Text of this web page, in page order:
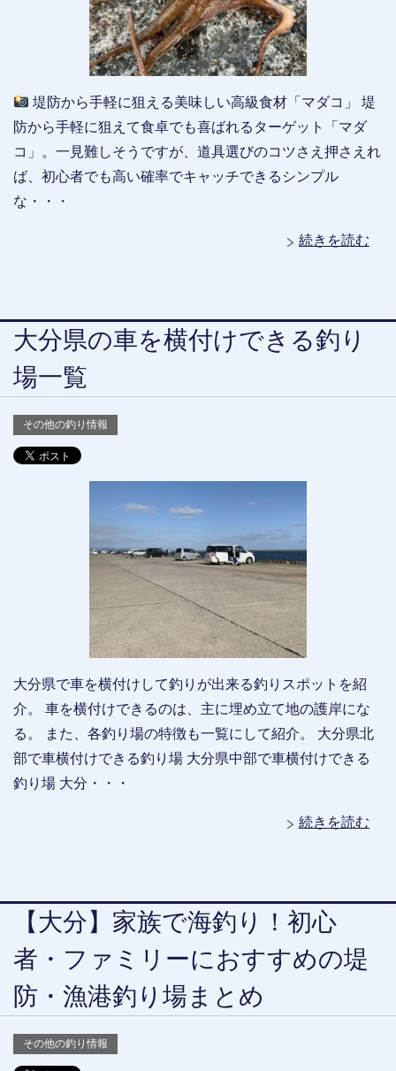
堤防から手軽に狙える美味しい高級食材「マダコ」 堤
防から手軽に狙えて食卓でも喜ばれるターゲット「マダ
コ」。一見難しそうですが、道具選びのコツさえ押さえれ
ば、初心者でも高い確率でキャッチできるシンプル
な・・・
続きを読む
大分県の車を横付けできる釣り
場一覧
その他の釣り情報
大分県で車を横付けして釣りが出来る釣りスポットを紹
介。 車を横付けできるのは、主に埋め立て地の護岸にな
る。 また、各釣り場の特徴も一覧にして紹介。 大分県北
部で車横付けできる釣り場 大分県中部で車横付けできる
釣り場 大分・・・
続きを読む
【大分】家族で海釣り！初心
者・ファミリーにおすすめの堤
防・漁港釣り場まとめ
その他の釣り情報